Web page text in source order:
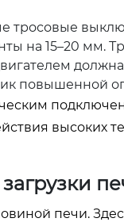
тросовые
на 15–20 мм.
повышенной
высоких
печи.